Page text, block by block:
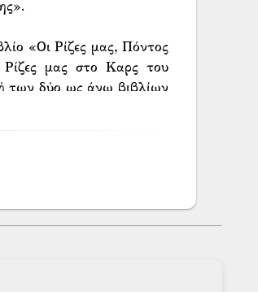
«Οι Ρίζες μας, Πόντος
μας στο Καρς του
των δύο ως άνω βιβλίων